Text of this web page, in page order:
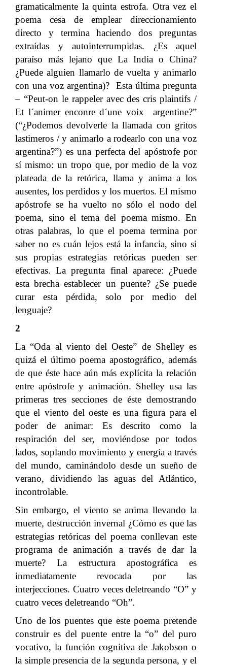
gramaticalmente la quinta estrofa. Otra vez el
poema cesa de emplear direccionamiento
directo y termina haciendo dos preguntas
extraídas y autointerrumpidas. ¿Es aquel
paraíso más lejano que La India o China?
¿Puede alguien llamarlo de vuelta y animarlo
con una voz argentina)? Esta última pregunta
– “Peut-on le rappeler avec des cris plaintifs /
Et l´animer enconre d´une voix argentine?”
(“¿Podemos devolverle la llamada con gritos
lastimeros / y animarlo a rodearlo con una voz
argentina?”) es una perfecta del apóstrofe por
sí mismo: un tropo que, por medio de la voz
plateada de la retórica, llama y anima a los
ausentes, los perdidos y los muertos. El mismo
apóstrofe se ha vuelto no sólo el nodo del
poema, sino el tema del poema mismo. En
otras palabras, lo que el poema termina por
saber no es cuán lejos está la infancia, sino si
sus propias estrategias retóricas pueden ser
efectivas. La pregunta final aparece: ¿Puede
esta brecha establecer un puente? ¿Se puede
curar esta pérdida, solo por medio del
lenguaje?
2
La “Oda al viento del Oeste” de Shelley es
quizá el último poema apostográfico, además
de que éste hace aún más explícita la relación
entre apóstrofe y animación. Shelley usa las
primeras tres secciones de éste demostrando
que el viento del oeste es una figura para el
poder de animar: Es descrito como la
respiración del ser, moviéndose por todos
lados, soplando movimiento y energía a través
del mundo, caminándolo desde un sueño de
verano, dividiendo las aguas del Atlántico,
incontrolable.
Sin embargo, el viento se anima llevando la
muerte, destrucción invernal ¿Cómo es que las
estrategias retóricas del poema conllevan este
programa de animación a través de dar la
muerte? La estructura apostográfica es
inmediatamente revocada por las
interjecciones. Cuatro veces deletreando “O” y
cuatro veces deletreando “Oh”.
Uno de los puentes que este poema pretende
construir es del puente entre la “o” del puro
vocativo, la función cognitiva de Jakobson o
la simple presencia de la segunda persona, y el